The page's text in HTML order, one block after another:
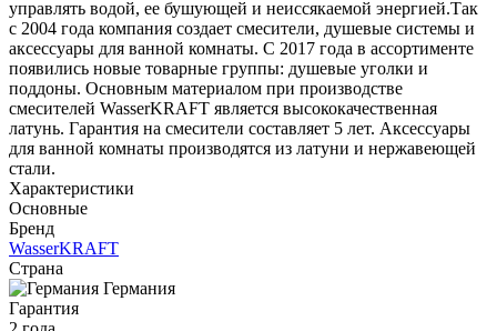
управлять водой, ее бушующей и неиссякаемой энергией.Так
с 2004 года компания создает смесители, душевые системы и
аксессуары для ванной комнаты. С 2017 года в ассортименте
появились новые товарные группы: душевые уголки и
поддоны. Основным материалом при производстве
смесителей WasserKRAFT является высококачественная
латунь. Гарантия на смесители составляет 5 лет. Аксессуары
для ванной комнаты производятся из латуни и нержавеющей
стали.
Характеристики
Основные
Бренд
WasserKRAFT
Страна
Германия
Гарантия